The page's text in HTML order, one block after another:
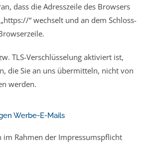
dass die Adresszeile des Browsers
“ wechselt und an dem Schloss-
TLS-Verschlüsselung aktiviert ist,
die Sie an uns übermitteln, nicht von
werden.
Werbe-E-Mails
im Rahmen der Impressumspflicht